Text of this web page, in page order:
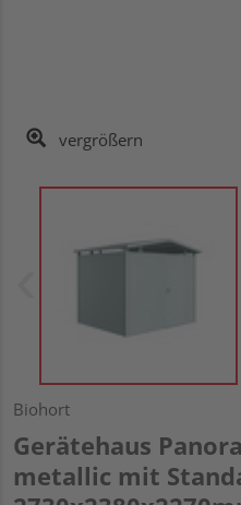
vergrößern
Biohort
Gerätehaus
metallic mit